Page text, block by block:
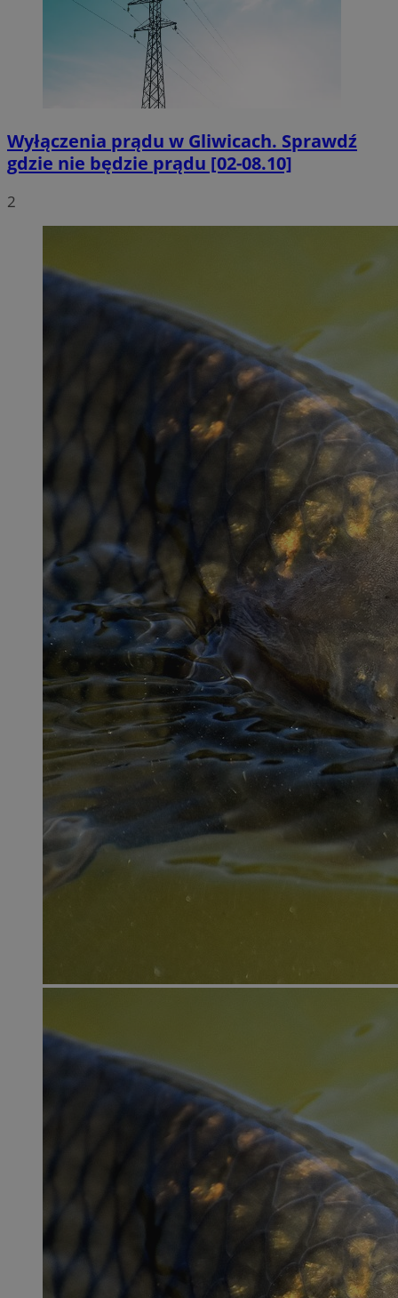
Wyłączenia prądu w Gliwicach. Sprawdź
gdzie nie będzie prądu [02-08.10]
2